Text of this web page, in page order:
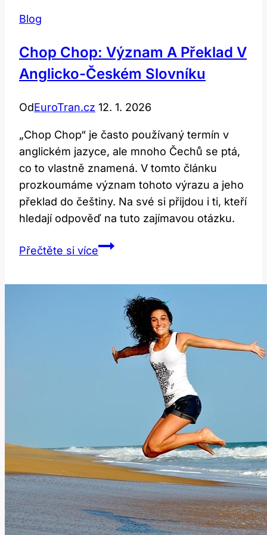
Blog
Chop Chop: Význam A Překlad V
Anglicko-Českém Slovníku
OdEuroTran.cz 12. 1. 2026
„Chop Chop“ je často používaný termín v
anglickém jazyce, ale mnoho Čechů se ptá,
co to vlastně znamená. V tomto článku
prozkoumáme význam tohoto výrazu a jeho
překlad do češtiny. Na své si přijdou i ti, kteří
hledají odpověď na tuto zajímavou otázku.
Přečtěte si víceChop
Překlad
Anglicko-
Českém